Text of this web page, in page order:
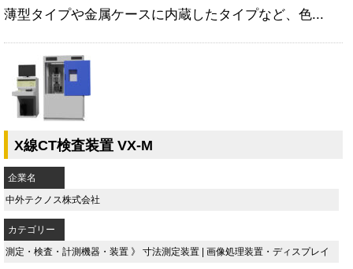
薄型タイプや金属ケースに内蔵したタイプなど、色...
X線CT検査装置 VX-M
企業名
中外テクノス株式会社
カテゴリー
測定・検査・計測機器・装置 》 寸法測定装置 画像処理装置・ディスプレイ